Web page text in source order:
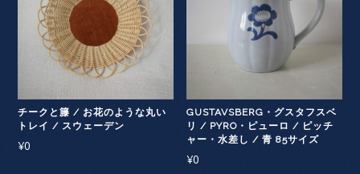
チークと籐 / お花のような丸い
トレイ / スウェーデン
¥0
GUSTAVSBERG・グスタフスベ
リ / PYRO・ピューロ / ピッチ
ャー・水差し / 青 85サイズ
¥0